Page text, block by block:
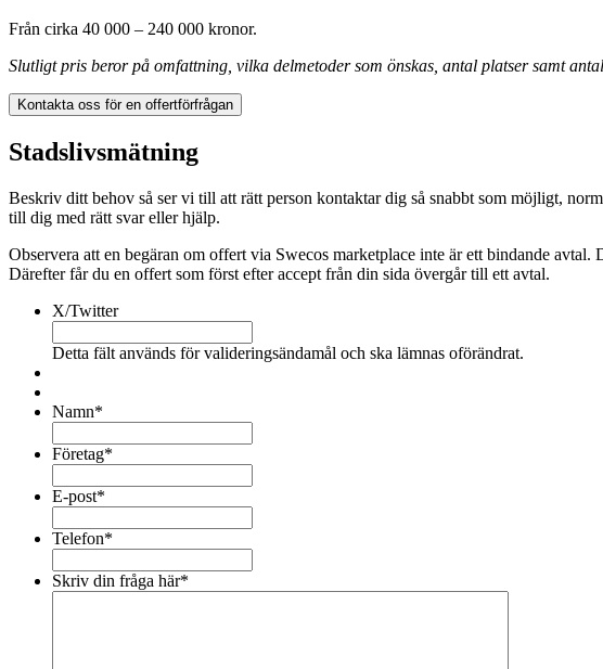
Från cirka 40 000 – 240 000 kronor.
Slutligt pris beror på omfattning, vilka delmetoder som önskas, antal platser samt
Kontakta oss för en offertförfrågan
Stadslivsmätning
Beskriv ditt behov så ser vi till att rätt person kontaktar dig så snabbt som möjligt,
till dig med rätt svar eller hjälp.
Observera att en begäran om offert via Swecos marketplace inte är ett bindande
Därefter får du en offert som först efter accept från din sida övergår till ett avtal.
X/Twitter
Detta fält används för valideringsändamål och ska lämnas oförändrat.
Namn*
Företag*
E-post*
Telefon*
Skriv din fråga här*